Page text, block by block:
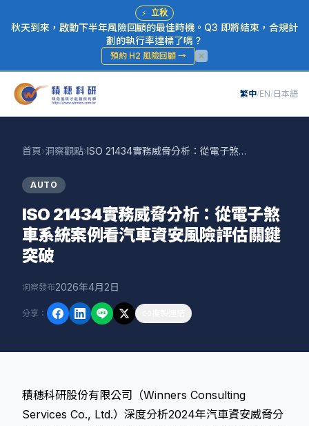
⚡ 立秋
秋天到來，啟動下半年風險回顧的最佳時機。Q3 即將結束，合規計
劃的執行率達標了嗎？
預約 H2 風險回顧 →
繁中/EN/日本語
首頁›洞察觀點› ISO 21434實務威脅分析：從電子煞車系統案例看汽車資安風險評估關鍵突破
AUTO
ISO 21434實務威脅分析：從電子煞
車系統案例看汽車資安風險評估關鍵
突破
洞察發布2026年4月2日
分享 ：
積穗科研股份有限公司（Winners Consulting
Services Co., Ltd.）深度分析2024年汽車資安威脅分